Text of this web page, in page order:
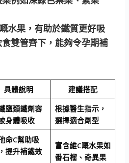
水果，有助於鐵質更好吸
雙管齊下，能夠令孕期補
具體說明 建議搭配
鹽類鐵劑容
身體吸收
根據醫生指示，
選擇適合劑型
命C幫助吸
提升補鐵效
富含維C嘅水果如
番石榴、奇異果